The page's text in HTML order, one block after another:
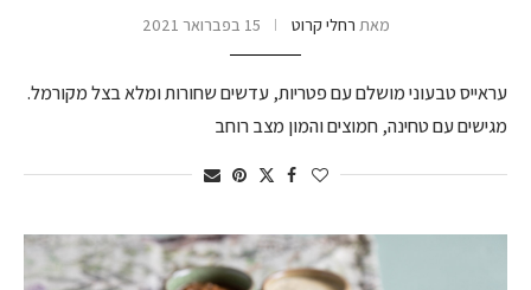
מאת רחלי קרוט 15 בפברואר 2021
עראייס טבעוני מושלם עם פטריות, עדשים שחורות ומלא בצל מקורמל.
מגישים עם טחינה, חמוצים והמון מצב רוחב